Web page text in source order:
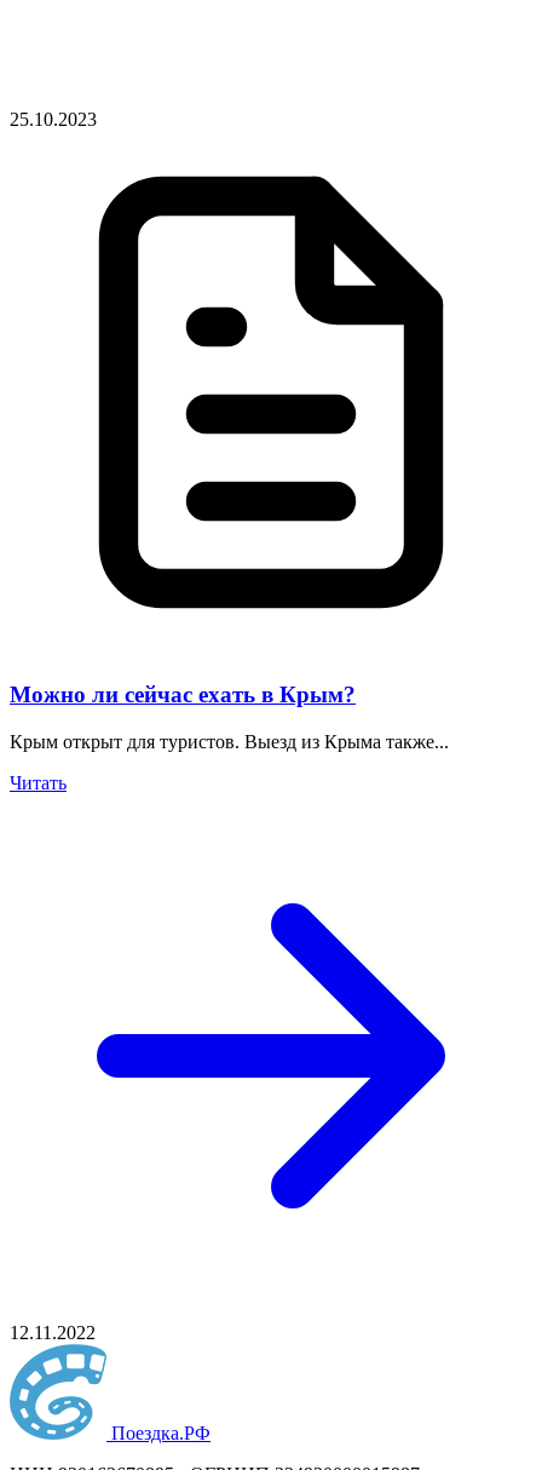
25.10.2023
Можно ли сейчас ехать в Крым?
Крым открыт для туристов. Выезд из Крыма также...
Читать
12.11.2022
Поездка.РФ